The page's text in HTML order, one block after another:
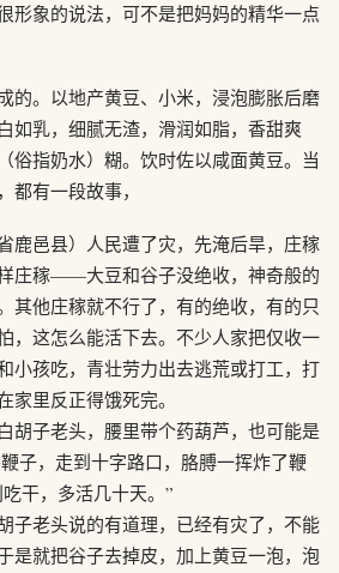
形象的说法，可不是把妈妈的精华一点
的。以地产黄豆、小米，浸泡膨胀后磨
如乳，细腻无渣，滑润如脂，香甜爽
俗指奶水）糊。饮时佐以咸面黄豆。当
都有一段故事，
鹿邑县）人民遭了灾，先淹后旱，庄稼
庄稼——大豆和谷子没绝收，神奇般的
其他庄稼就不行了，有的绝收，有的只
，这怎么能活下去。不少人家把仅收一
小孩吃，青壮劳力出去逃荒或打工，打
家里反正得饿死完。
胡子老头，腰里带个药葫芦，也可能是
子，走到十字路口，胳膊一挥炸了鞭
干，多活几十天。”
子老头说的有道理，已经有灾了，不能
是就把谷子去掉皮，加上黄豆一泡，泡